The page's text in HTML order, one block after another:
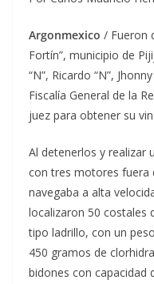
Argonmexico / Fueron
Fortín”, municipio de
“N”, Ricardo “N”,
Fiscalía General de la
juez para obtener su
Al detenerlos y realizar
con tres motores fuera
navegaba a alta
localizaron 50 costales
tipo ladrillo, con un
450 gramos de
bidones con capacidad